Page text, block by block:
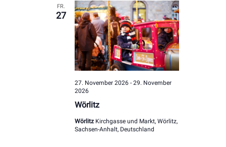
FR.
27
Wörlitz
27. November 2026- 29. November
2026
Wörlitz Kirchgasse und Markt, Wörlitz,
Sachsen-Anhalt, Deutschland